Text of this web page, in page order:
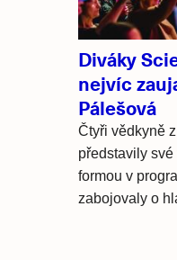
Diváky
nejvíc
Pálešová
Čtyři vědkyně
představily
formou v
zabojovaly o